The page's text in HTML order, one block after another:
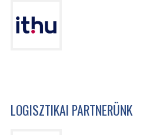
LOGISZTIKAI PARTNERÜNK